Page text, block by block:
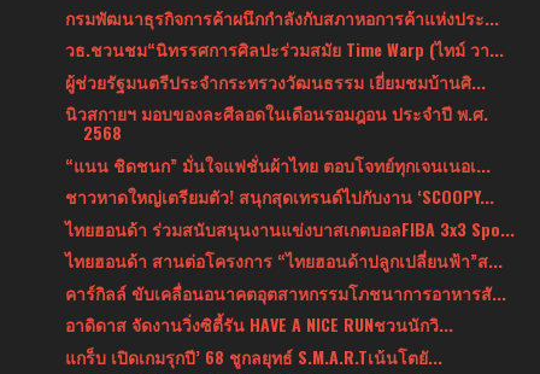
กรมพัฒนาธุรกิจการค้าผนึกกำลังกับสภาหอการค้าแห่งประ...
วธ.ชวนชม“นิทรรศการศิลปะร่วมสมัย Time Warp (ไทม์ วา...
ผู้ช่วยรัฐมนตรีประจำกระทรวงวัฒนธรรม เยี่ยมชมบ้านศิ...
นิวสกายฯ มอบของละศีลอดในเดือนรอมฎอน ประจำปี พ.ศ.
2568
“แนน ชิดชนก” มั่นใจแฟชั่นผ้าไทย ตอบโจทย์ทุกเจนเนอเ...
ชาวหาดใหญ่เตรียมตัว! สนุกสุดเทรนด์ไปกับงาน ‘SCOOPY...
ไทยฮอนด้า ร่วมสนับสนุนงานแข่งบาสเกตบอลFIBA 3x3 Spo...
ไทยฮอนด้า สานต่อโครงการ “ไทยฮอนด้าปลูกเปลี่ยนฟ้า”ส...
คาร์กิลล์ ขับเคลื่อนอนาคตอุตสาหกรรมโภชนาการอาหารสั...
อาดิดาส จัดงานวิ่งซิตี้รัน HAVE A NICE RUNชวนนักวิ...
แกร็บ เปิดเกมรุกปี’ 68 ชูกลยุทธ์ S.M.A.R.Tเน้นโตยั...